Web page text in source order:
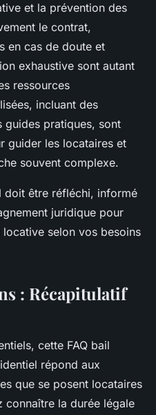
et la prévention des
le contrat,
en cas de doute et
exhaustive sont autant
ressources
incluant des
guides pratiques, sont
guider les locataires et
souvent complexe.
doit être réfléchi, informé
juridique pour
selon vos besoins
: Récapitulatif
cette FAQ bail
répond aux
que se posent locataires
connaître la durée légale